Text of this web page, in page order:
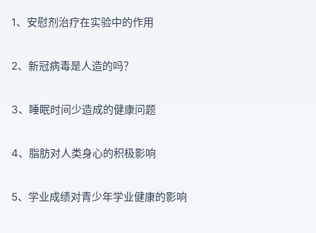
1、安慰剂治疗在实验中的作用
2、新冠病毒是人造的吗？
3、睡眠时间少造成的健康问题
4、脂肪对人类身心的积极影响
5、学业成绩对青少年学业健康的影响